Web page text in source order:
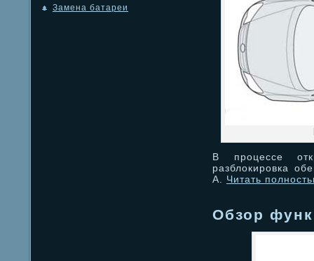
Замена батареи
В процессе
разблокировка
А. Читать
Обзор